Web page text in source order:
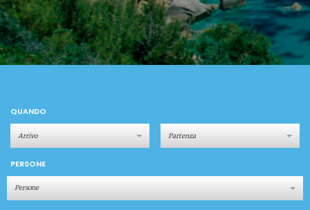
QUANDO
PERSONE
Persone